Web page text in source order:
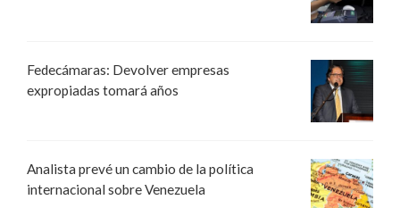
Fedecámaras: Devolver empresas
expropiadas tomará años
Analista prevé un cambio de la política
internacional sobre Venezuela